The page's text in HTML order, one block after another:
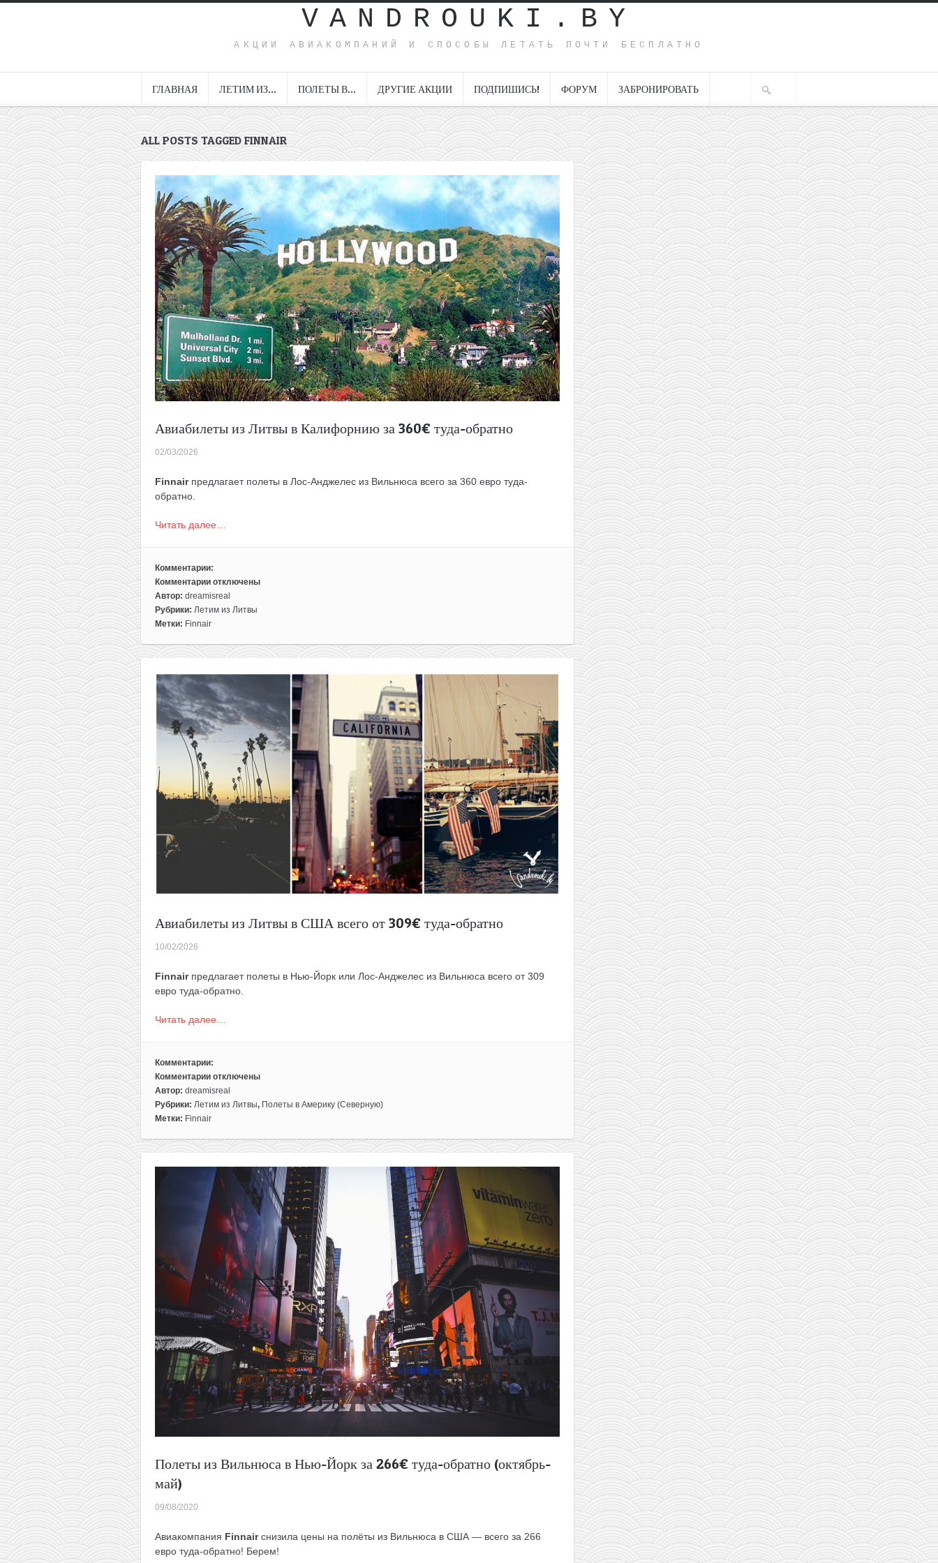
VANDROUKI.BY
АКЦИИ АВИАКОМПАНИЙ И СПОСОБЫ ЛЕТАТЬ ПОЧТИ БЕСПЛАТНО
ГЛАВНАЯ ЛЕТИМ ИЗ… ПОЛЕТЫ В… ДРУГИЕ АКЦИИ ПОДПИШИСЬ! ФОРУМ ЗАБРОНИРОВАТЬ
ALL POSTS TAGGED FINNAIR
Авиабилеты из Литвы в Калифорнию за 360€ туда-обратно
02/03/2026
Finnair предлагает полеты в Лос-Анджелес из Вильнюса всего за 360 евро туда-
обратно.
Читать далее…
Комментарии:
Комментарии
к
записи
Авиабилеты
Калифорнию
за
360€
туда-
обратно
отключены
Автор: dreamisreal
Рубрики: Летим из Литвы
Метки: Finnair
Авиабилеты из Литвы в США всего от 309€ туда-обратно
10/02/2026
Finnair предлагает полеты в Нью-Йорк или Лос-Анджелес из Вильнюса всего от 309
евро туда-обратно.
Читать далее…
Комментарии:
Комментарии
к
записи
Авиабилеты
Литвы
отключены
Автор: dreamisreal
Рубрики: Летим из Литвы, Полеты в Америку (Северную)
Метки: Finnair
Полеты из Вильнюса в Нью-Йорк за 266€ туда-обратно (октябрь-
май)
09/08/2020
Авиакомпания Finnairснизила цены на полёты из Вильнюса в США — всего за 266
евро туда-обратно! Берем!